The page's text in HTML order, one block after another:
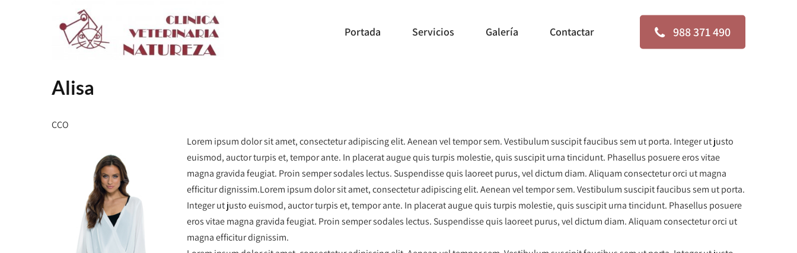
988 371 490
Portada Servicios Galería Contactar
Alisa
CCO
Lorem ipsum dolor sit amet, consectetur adipiscing elit. Aenean vel tempor sem. Vestibulum suscipit faucibus sem ut porta. Integer ut justo
euismod, auctor turpis et, tempor ante. In placerat augue quis turpis molestie, quis suscipit urna tincidunt. Phasellus posuere eros vitae
magna gravida feugiat. Proin semper sodales lectus. Suspendisse quis laoreet purus, vel dictum diam. Aliquam consectetur orci ut magna
efficitur dignissim.Lorem ipsum dolor sit amet, consectetur adipiscing elit. Aenean vel tempor sem. Vestibulum suscipit faucibus sem ut porta.
Integer ut justo euismod, auctor turpis et, tempor ante. In placerat augue quis turpis molestie, quis suscipit urna tincidunt. Phasellus posuere
eros vitae magna gravida feugiat. Proin semper sodales lectus. Suspendisse quis laoreet purus, vel dictum diam. Aliquam consectetur orci ut
magna efficitur dignissim.